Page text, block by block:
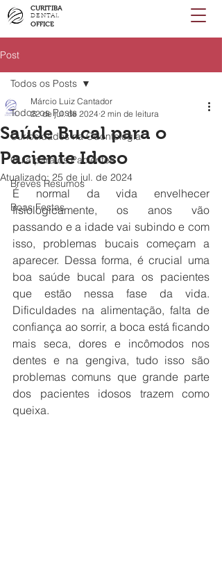
CURITIBA
DENTAL
OFFICE
Post
Todos os Posts
Curiosidades na Odontologia
Guia para os Pacientes
Breves Resumos
Boas Festas
Todos os Posts
Saúde Bucal para o
Paciente Idoso
Márcio Luiz Cantador
22 de jul. de 2024 2 min de leitura
Atualizado: 25 de jul. de 2024
É normal da vida envelhecer
fisiologicamente, os anos vão
passando e a idade vai subindo e com
isso, problemas bucais começam a
aparecer. Dessa forma, é crucial uma
boa saúde bucal para os pacientes
que estão nessa fase da vida.
Dificuldades na alimentação, falta de
confiança ao sorrir, a boca está ficando
mais seca, dores e incômodos nos
dentes e na gengiva, tudo isso são
problemas comuns que grande parte
dos pacientes idosos trazem como
queixa.